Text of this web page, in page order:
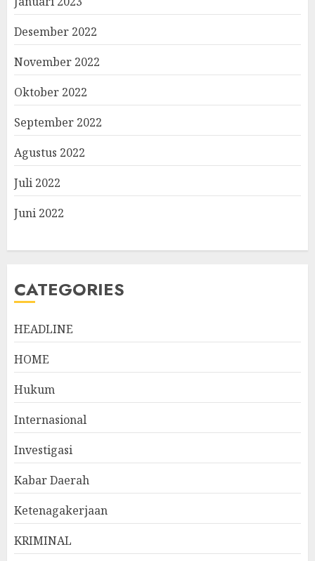
Desember 2022
November 2022
Oktober 2022
September 2022
Agustus 2022
Juli 2022
Juni 2022
CATEGORIES
HEADLINE
HOME
Hukum
Internasional
Investigasi
Kabar Daerah
Ketenagakerjaan
KRIMINAL